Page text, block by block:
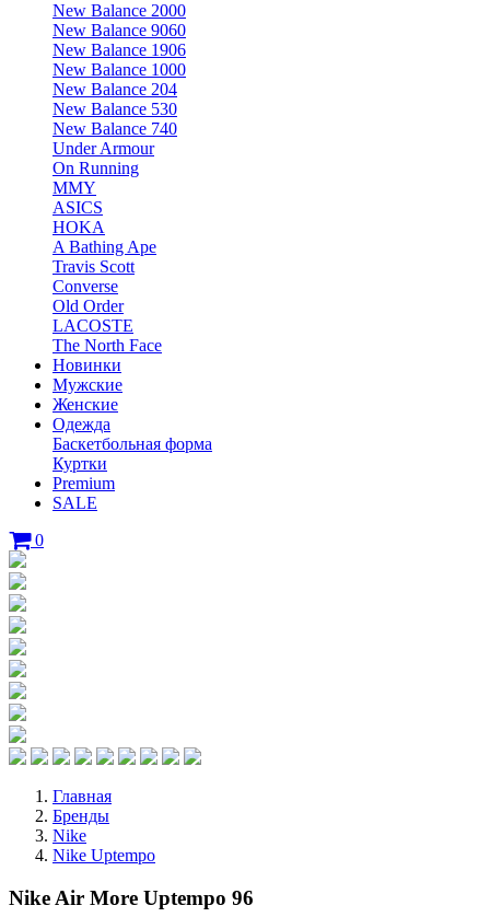
New Balance 2000
New Balance 9060
New Balance 1906
New Balance 1000
New Balance 204
New Balance 530
New Balance 740
Under Armour
On Running
MMY
ASICS
HOKA
A Bathing Ape
Travis Scott
Converse
Old Order
LACOSTE
The North Face
Новинки
Мужские
Женские
Одежда
Баскетбольная форма
Куртки
Premium
SALE
0
Главная
Бренды
Nike
Nike Uptempo
Nike Air More Uptempo 96